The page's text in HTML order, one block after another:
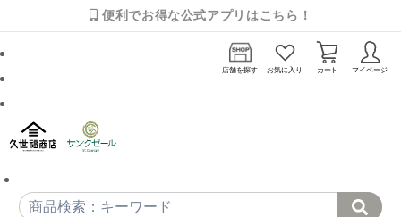
便利でお得な公式アプリはこちら！
店舗を探す お気に入り カート マイページ